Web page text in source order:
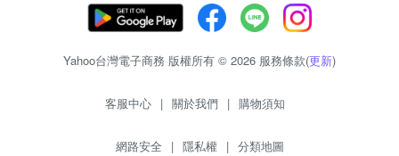
Yahoo台灣電子商務 版權所有 © 2026 服務條款(更新)
客服中心 | 關於我們 | 購物須知
網路安全 | 隱私權 | 分類地圖